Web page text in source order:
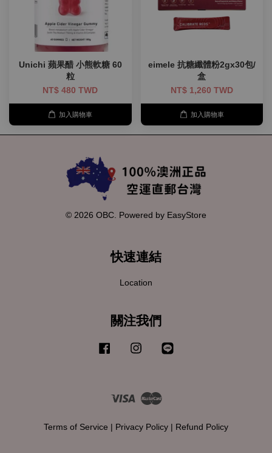
Unichi 蘋果醋 小熊軟糖 60
粒
NT$ 480 TWD
加入購物車
eimele 抗糖纖體粉2gx30包/
盒
NT$ 1,260 TWD
加入購物車
© 2026 OBC. Powered by EasyStore
快速連結
Location
關注我們
Facebook Instagram
Visa Master
Terms of Service Privacy Policy Refund Policy